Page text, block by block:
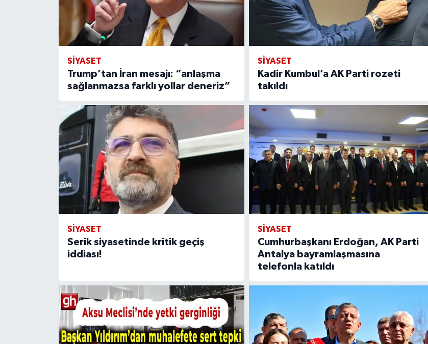
SİYASET
Trump’tan İran mesajı: “anlaşma
sağlanmazsa farklı yollar deneriz”
SİYASET
Kadir Kumbul’a AK Parti rozeti
takıldı
SİYASET
Serik siyasetinde kritik geçiş
iddiası!
SİYASET
Cumhurbaşkanı Erdoğan, AK Parti
Antalya bayramlaşmasına
telefonla katıldı